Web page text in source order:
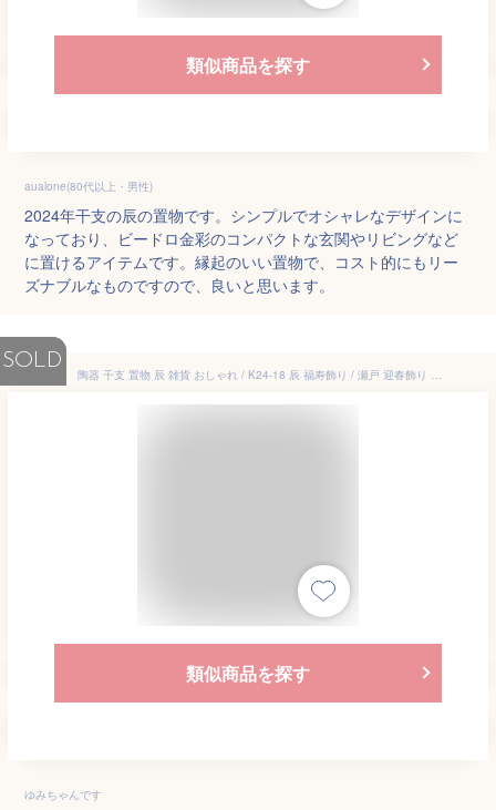
類似商品を探す
aualone(80代以上・男性)
2024年干支の辰の置物です。シンプルでオシャレなデザインに
なっており、ビードロ金彩のコンパクトな玄関やリビングなど
に置けるアイテムです。縁起のいい置物で、コスト的にもリー
ズナブルなものですので、良いと思います。
SOLD
陶器 干支 置物 辰 雑貨 おしゃれ / K24-18 辰 福寿飾り / 瀬戸 迎春飾り 龍 竜 2024年 令和6年 干支飾り 玄関 たつ 正月飾り 辰年 玄関飾り ディスプレイ かわいい クラフトマンハウス お店のディスプレイ
類似商品を探す
ゆみちゃんです